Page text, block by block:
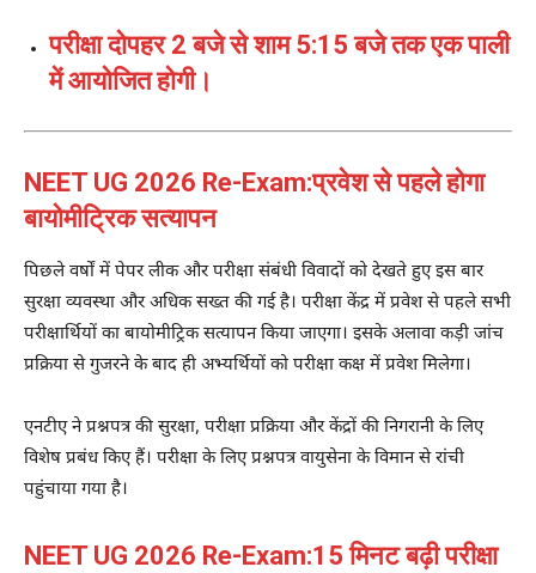
परीक्षा दोपहर 2 बजे से शाम 5:15 बजे तक एक पाली
में आयोजित होगी।
NEET UG 2026 Re-Exam:प्रवेश से पहले होगा
बायोमीट्रिक सत्यापन
पिछले वर्षों में पेपर लीक और परीक्षा संबंधी विवादों को देखते हुए इस बार
सुरक्षा व्यवस्था और अधिक सख्त की गई है। परीक्षा केंद्र में प्रवेश से पहले सभी
परीक्षार्थियों का बायोमीट्रिक सत्यापन किया जाएगा। इसके अलावा कड़ी जांच
प्रक्रिया से गुजरने के बाद ही अभ्यर्थियों को परीक्षा कक्ष में प्रवेश मिलेगा।
एनटीए ने प्रश्नपत्र की सुरक्षा, परीक्षा प्रक्रिया और केंद्रों की निगरानी के लिए
विशेष प्रबंध किए हैं। परीक्षा के लिए प्रश्नपत्र वायुसेना के विमान से रांची
पहुंचाया गया है।
NEET UG 2026 Re-Exam:15 मिनट बढ़ी परीक्षा